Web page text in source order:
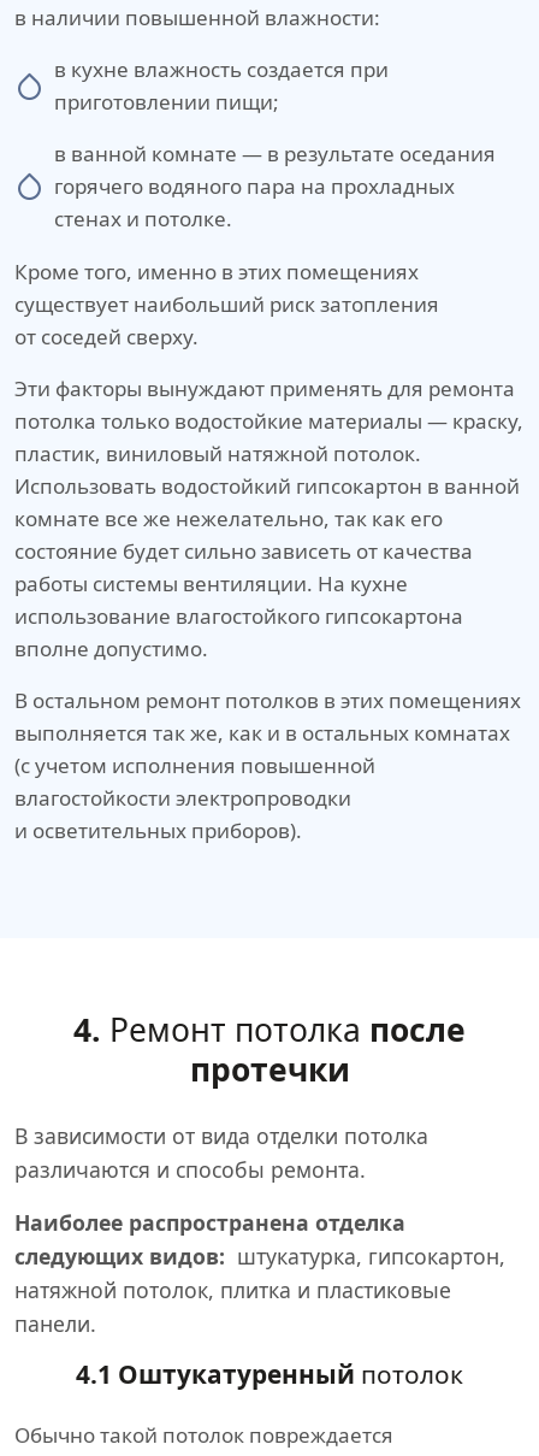
в наличии повышенной влажности:
в кухне влажность создается при
приготовлении пищи;
в ванной комнате — в результате оседания
горячего водяного пара на прохладных
стенах и потолке.
Кроме того, именно в этих помещениях
существует наибольший риск затопления
от соседей сверху.
Эти факторы вынуждают применять для ремонта
потолка только водостойкие материалы — краску,
пластик, виниловый натяжной потолок.
Использовать водостойкий гипсокартон в ванной
комнате все же нежелательно, так как его
состояние будет сильно зависеть от качества
работы системы вентиляции. На кухне
использование влагостойкого гипсокартона
вполне допустимо.
В остальном ремонт потолков в этих помещениях
выполняется так же, как и в остальных комнатах
(с учетом исполнения повышенной
влагостойкости электропроводки
и осветительных приборов).
4. Ремонт потолка после
протечки
В зависимости от вида отделки потолка
различаются и способы ремонта.
Наиболее распространена отделка
следующих видов: штукатурка, гипсокартон,
натяжной потолок, плитка и пластиковые
панели.
4.1 Оштукатуренный потолок
Обычно такой потолок повреждается